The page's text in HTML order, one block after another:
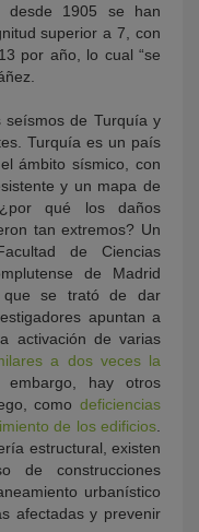
desde 1905 se han
superior a 7, con
por año, lo cual “se
seísmos de Turquía y
Turquía es un país
ámbito sísmico, con
y un mapa de
¿por qué los daños
tan extremos? Un
de Ciencias
de Madrid
se trató de dar
apuntan a
activación de varias
a dos veces la
hay otros
como deficiencias
de los edificios.
estructural, existen
de construcciones
urbanístico
afectadas y prevenir